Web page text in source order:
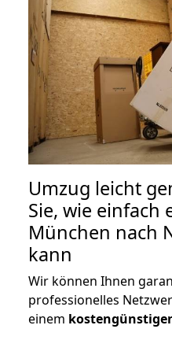
Umzug leicht
Sie, wie einfach
München nach
kann
Wir können Ihnen
professionelles
einem